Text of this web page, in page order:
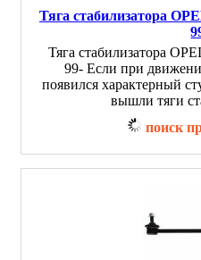
Тяга стабилизатора
Тяга стабилизатора
99- Если при
появился характерный
вышли тяги
поиск